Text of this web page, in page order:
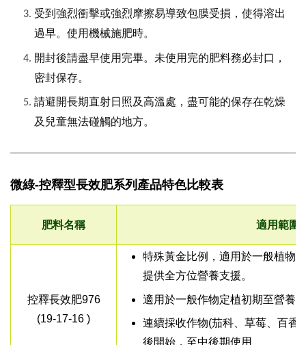
受到強烈衝擊或強烈摩擦易導致包膜受損，使得溶出
過早。使用機械施肥時。
開封後請盡早使用完畢。未使用完的肥料務必封口，
密封保存。
請避開長期直射日照及高溫處，盡可能的保存在乾燥
及兒童無法碰觸的地方。
微綠-控釋型長效肥系列產品特色比較表
肥料名稱 適用範圍
控釋長效肥976
(19-17-16 )
特殊黃金比例，適用於一般植物
提供全方位營養支援。
適用於一般作物定植初期至營養
連續採收作物(茄科、草莓、百香
後開始，至中後期使用